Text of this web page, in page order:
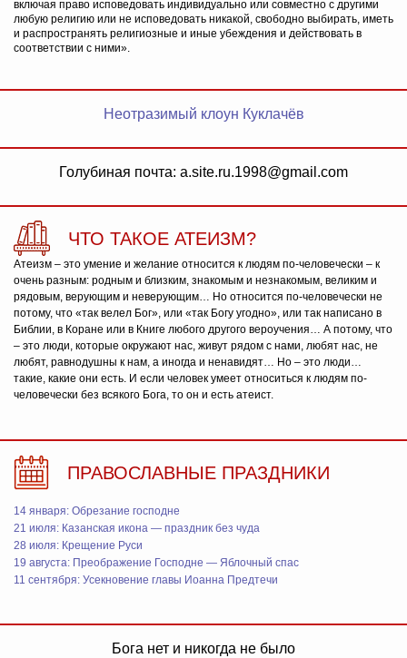
включая право исповедовать индивидуально или совместно с другими
любую религию или не исповедовать никакой, свободно выбирать, иметь
и распространять религиозные и иные убеждения и действовать в
соответствии с ними».
Неотразимый клоун Куклачёв
Голубиная почта: a.site.ru.1998@gmail.com
ЧТО ТАКОЕ АТЕИЗМ?
Атеизм – это умение и желание относится к людям по-человечески – к
очень разным: родным и близким, знакомым и незнакомым, великим и
рядовым, верующим и неверующим… Но относится по-человечески не
потому, что «так велел Бог», или «так Богу угодно», или так написано в
Библии, в Коране или в Книге любого другого вероучения… А потому, что
– это люди, которые окружают нас, живут рядом с нами, любят нас, не
любят, равнодушны к нам, а иногда и ненавидят… Но – это люди…
такие, какие они есть. И если человек умеет относиться к людям по-
человечески без всякого Бога, то он и есть атеист.
ПРАВОСЛАВНЫЕ ПРАЗДНИКИ
14 января: Обрезание господне
21 июля: Казанская икона — праздник без чуда
28 июля: Крещение Руси
19 августа: Преображение Господне — Яблочный спас
11 сентября: Усекновение главы Иоанна Предтечи
Бога нет и никогда не было